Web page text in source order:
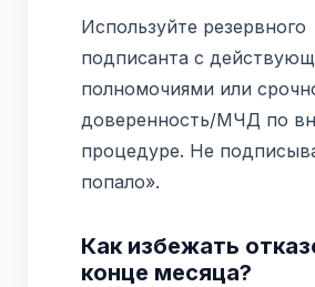
Используйте резервного
подписанта с
полномочиями или
доверенность/МЧД по
процедуре. Не
попало».
Как избежать
конце месяца?